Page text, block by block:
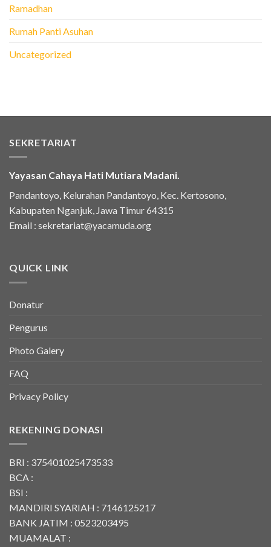
Ramadhan
Rumah Panti Asuhan
Uncategorized
SEKRETARIAT
Yayasan Cahaya Hati Mutiara Madani.
Pandantoyo, Kelurahan Pandantoyo, Kec. Kertosono,
Kabupaten Nganjuk, Jawa Timur 64315
Email : sekretariat@yacamuda.org
QUICK LINK
Donatur
Pengurus
Photo Galery
FAQ
Privacy Policy
REKENING DONASI
BRI : 375401025473533
BCA :
BSI :
MANDIRI SYARIAH : 7146125217
BANK JATIM : 0523203495
MUAMALAT :